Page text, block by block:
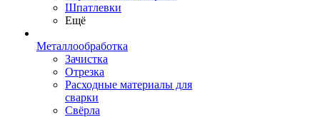
Шпатлевки
Ещё
Металлообработка
Зачистка
Отрезка
Расходные материалы для
сварки
Свёрла